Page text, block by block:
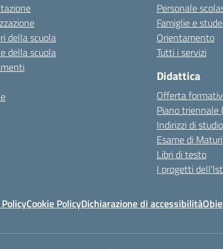
della scuola
della scuola
Personale
Famiglie e
Orientamento
Tutti i servizi
Didattica
Offerta
Piano triennale
Indirizzi di studio
Esame di
Libri di testo
I progetti
Cookie PolicyDichiarazione di accessibilità